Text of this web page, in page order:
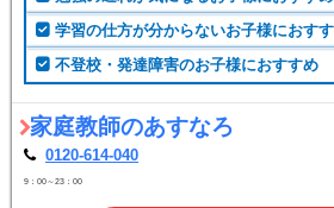
学習の仕方が分からないお子様におす
不登校・発達障害のお子様におすすめ
家庭教師のあすなろ
0120-614-040
9：00～23：00